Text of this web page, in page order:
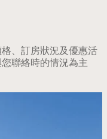
、訂房狀況及優惠活
聯絡時的情況為主